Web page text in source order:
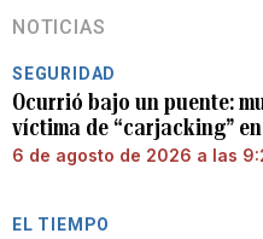
NOTICIAS
SEGURIDAD
Ocurrió bajo un puente:
víctima de “carjacking”
6 de agosto de 2026 a las
EL TIEMPO